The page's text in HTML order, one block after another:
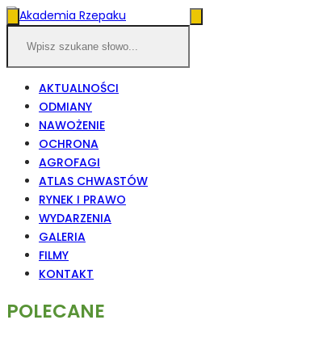
AKTUALNOŚCI
ODMIANY
NAWOŻENIE
OCHRONA
AGROFAGI
ATLAS CHWASTÓW
RYNEK I PRAWO
WYDARZENIA
GALERIA
FILMY
KONTAKT
POLECANE